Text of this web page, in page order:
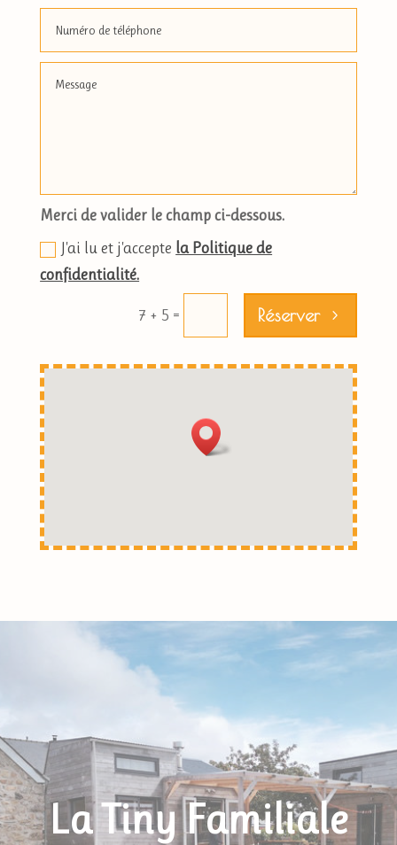
Merci de valider le champ ci-dessous.
J'ai lu et j'accepte la Politique de
confidentialité.
7 + 5 = Réserver
La Tiny Familiale